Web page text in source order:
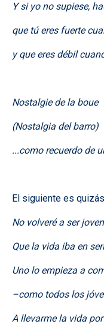
Y si yo no supiese,
que tú eres fuerte
y que eres débil
Nostalgie de la boue
(Nostalgia del barro)
...como recuerdo de
El siguiente es
No volveré a ser joven
Que la vida iba en
Uno lo empieza a
–como todos los
A llevarme la vida